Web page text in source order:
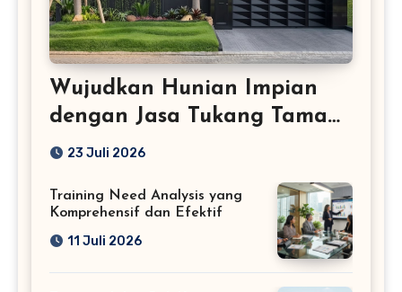
Wujudkan Hunian Impian
dengan Jasa Tukang Taman
Profesional
23 Juli 2026
Training Need Analysis yang
Komprehensif dan Efektif
11 Juli 2026